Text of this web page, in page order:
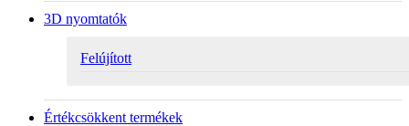
3D nyomtatók
Felújított
Értékcsökkent termékek